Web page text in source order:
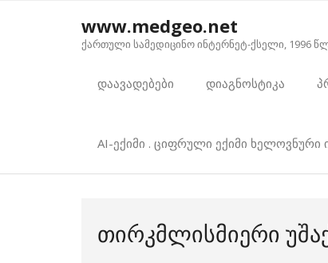
www.medgeo.net
ქართული სამედიცინო ინტერნეტ-ქსელი, 1996
დაავადებები დიაგნოსტიკა
AI-ექიმი . ციფრული ექიმი
ᲗᲘᲠᲙᲛᲚᲘᲡᲛᲘᲔᲠᲘ